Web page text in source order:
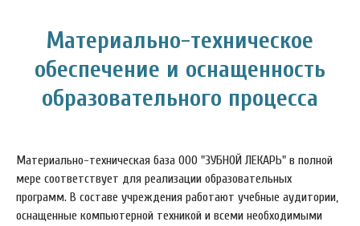
Материально-техническое
обеспечение и оснащенность
образовательного процесса
Материально-техническая база ООО "ЗУБНОЙ ЛЕКАРЬ" в полной
мере соответствует для реализации образовательных
программ. В составе учреждения работают учебные аудитории,
оснащенные компьютерной техникой и всеми необходимыми